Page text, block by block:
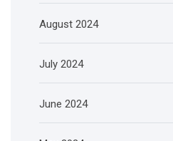
August 2024
July 2024
June 2024